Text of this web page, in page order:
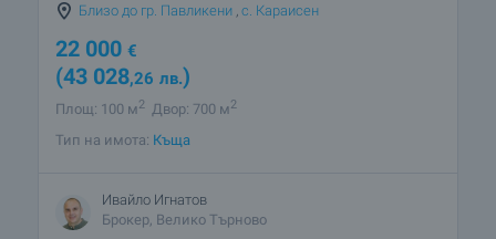
Близо до гр. Павликени с. Караисен
22 000 €
(43 028,26 лв.)
Площ: 100 м2 Двор: 700 м2
Тип на имота: Къща
Ивайло Игнатов
Брокер, Велико Търново